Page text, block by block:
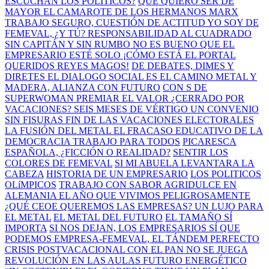
MAYOR EL CAMAROTE DE LOS HERMANOS MARX
TRABAJO SEGURO, CUESTIÓN DE ACTITUD YO SOY DE
FEMEVAL, ¿Y TÚ? RESPONSABILIDAD AL CUADRADO
SIN CAPITÁN Y SIN RUMBO NO ES BUENO QUE EL
EMPRESARIO ESTÉ SOLO ¡CÓMO ESTÁ EL PORTAL
QUERIDOS REYES MAGOS! DE DEBATES, DIMES Y
DIRETES EL DIALOGO SOCIAL ES EL CAMINO METAL Y
MADERA, ALIANZA CON FUTURO CON S DE
SUPERWOMAN PREMIAR EL VALOR ¿CERRADO POR
VACACIONES? SEIS MESES DE VÉRTIGO UN CONVENIO
SIN FISURAS FIN DE LAS VACACIONES ELECTORALES
LA FUSIÓN DEL METAL EL FRACASO EDUCATIVO DE LA
DEMOCRACIA TRABAJO PARA TODOS PICARESCA
ESPAÑOLA, ¿FICCIÓN O REALIDAD? SENTIR LOS
COLORES DE FEMEVAL SI MI ABUELA LEVANTARA LA
CABEZA HISTORIA DE UN EMPRESARIO LOS POLITICOS
OLíMPICOS TRABAJO CON SABOR AGRIDULCE EN
ALEMANIA EL AÑO QUE VIVIMOS PELIGROSAMENTE
¿QUÉ CEOE QUEREMOS LAS EMPRESAS? UN LUJO PARA
EL METAL EL METAL DEL FUTURO EL TAMAÑO SÍ
IMPORTA SI NOS DEJAN, LOS EMPRESARIOS SÍ QUE
PODEMOS EMPRESA-FEMEVAL, EL TÁNDEM PERFECTO
CRISIS POSTVACACIONAL CON EL PAN NO SE JUEGA
REVOLUCIÓN EN LAS AULAS FUTURO ENERGÉTICO